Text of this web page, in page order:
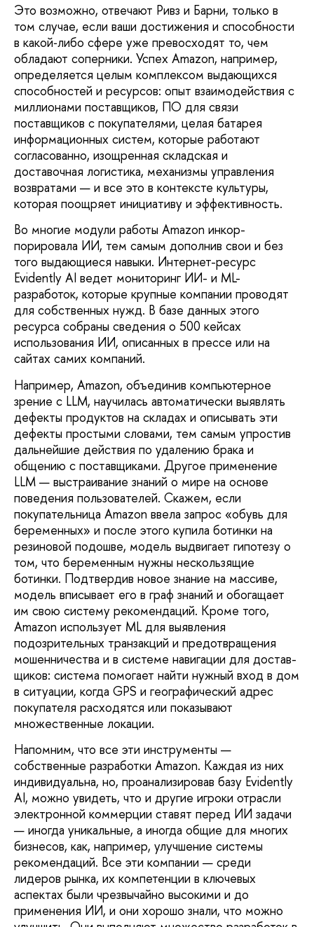
Это возможно, отвечают Ривз и Барни, только в
том случае, если ваши достижения и способности
в какой‑либо сфере уже пре­восходят то, чем
обладают соперники. Успех Amazon, например,
определяется целым комплексом выдающихся
способностей и ре­сурсов: опыт взаимодействия с
миллионами поставщиков, ПО для связи
поставщиков с покупателями, целая батарея
информаци­онных систем, которые работают
согласо­ванно, изощренная складская и
доставочная логистика, механизмы управления
возвра­тами — и все это в контексте культуры,
кото­рая поощряет инициативу и эффективность.
Во многие модули работы Amazon инкор­
порировала ИИ, тем самым дополнив свои и без
того выдающиеся навыки. Интернет-ресурс
Evidently AI ведет мониторинг ИИ- и ML-
разработок, которые крупные компа­нии проводят
для собственных нужд. В базе данных этого
ресурса собраны сведения о 500 кейсах
использования ИИ, описанных в прессе или на
сайтах самих компаний.
Например, Amazon, объединив компью­терное
зрение с LLM, научилась автома­тически выявлять
дефекты продуктов на складах и описывать эти
дефекты простыми словами, тем самым упростив
дальнейшие действия по удалению брака и
общению с поставщиками. Другое применение
LLM — выстраивание знаний о мире на основе
поведения пользователей. Скажем, если
покупательница Amazon ввела запрос «обувь для
беременных» и после этого купила ботинки на
резиновой подошве, модель выдвигает гипотезу о
том, что беременным нужны нескользящие
ботинки. Подтвердив новое знание на массиве,
модель вписывает его в граф знаний и обогащает
им свою систему рекомендаций. Кроме того,
Amazon использует ML для выявления
подозритель­ных транзакций и предотвращения
мошен­ничества и в системе навигации для достав­
щиков: система помогает найти нужный вход в дом
в ситуации, когда GPS и геогра­фический адрес
покупателя расходятся или показывают
множественные локации.
Напомним, что все эти инструменты —
собственные разработки Amazon. Каждая из них
индивидуальна, но, проанализиро­вав базу Evidently
AI, можно увидеть, что и другие игроки отрасли
электронной ком­мерции ставят перед ИИ задачи
— иногда уникальные, а иногда общие для многих
биз­несов, как, например, улучшение системы
рекомендаций. Все эти компании — среди
лидеров рынка, их компетенции в ключе­вых
аспектах были чрезвычайно высокими и до
применения ИИ, и они хорошо знали, что можно